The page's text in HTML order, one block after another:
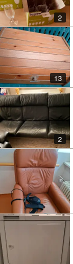
2
13
2